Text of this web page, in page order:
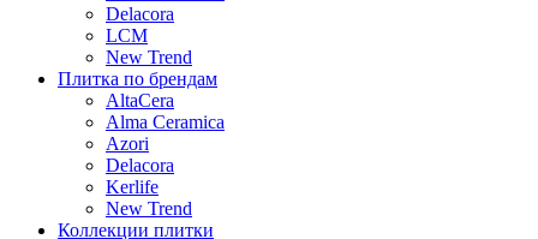
Delacora
LCM
New Trend
Плитка по брендам
AltaCera
Аlma Ceramica
Azori
Delacora
Kerlife
New Trend
Коллекции плитки